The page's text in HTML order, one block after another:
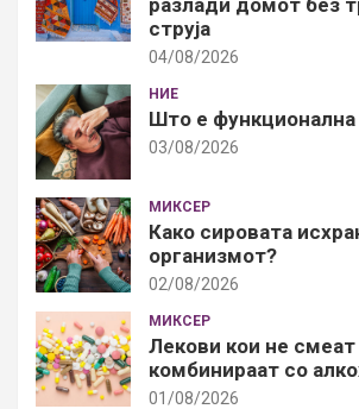
струја
04/08/2026
НИЕ
Што е функционална
03/08/2026
МИКСЕР
Како сировата
организмот?
02/08/2026
МИКСЕР
Лекови кои не смеат
комбинираат со
01/08/2026